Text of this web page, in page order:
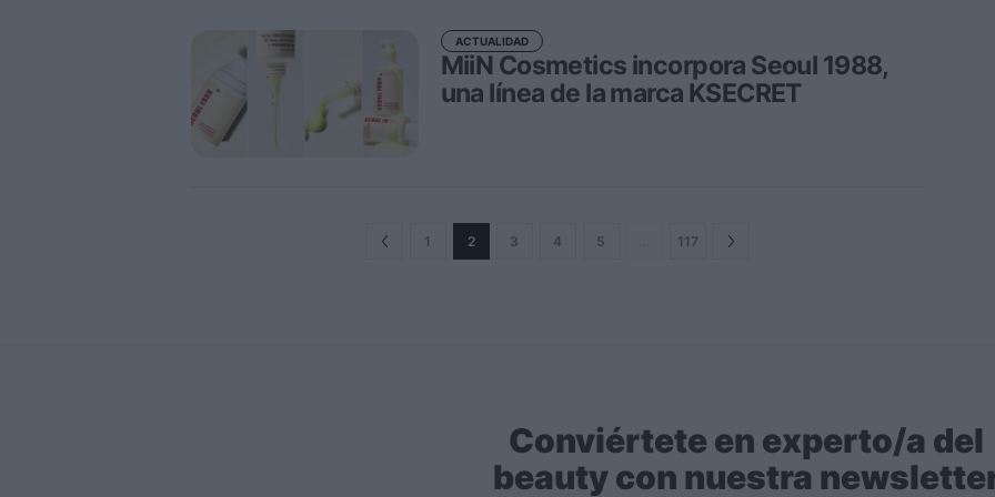
MiiN Cosmetics incorpora Seoul 1988,
una línea de la marca KSECRET
ACTUALIDAD
1 2 3 4 5 117
Conviértete en experto/a del
beauty con nuestra